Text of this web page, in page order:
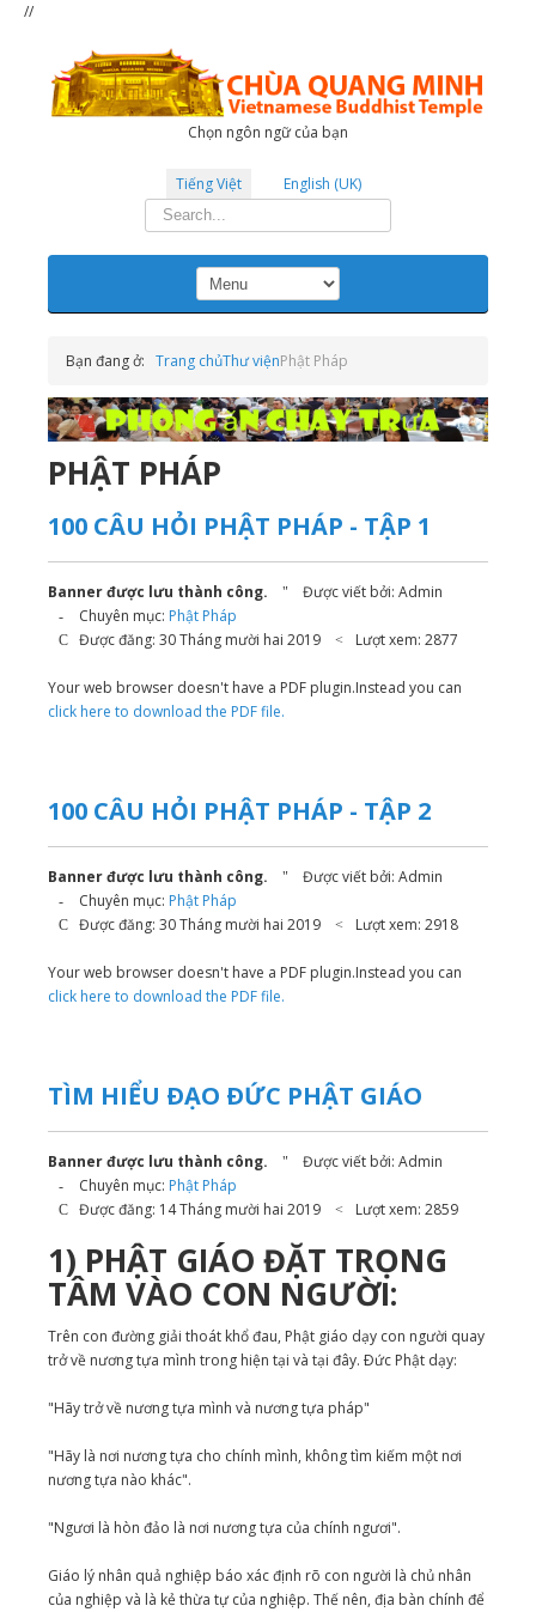
//
Chọn ngôn ngữ của bạn
Tiếng Việt English (UK)
Tìm
kiếm...
Bạn đang ở: Trang chủThư việnPhật Pháp
PHẬT PHÁP
100 CÂU HỎI PHẬT PHÁP - TẬP 1
Banner được lưu thành công. Được viết bởi: Admin
Chuyên mục: Phật Pháp
Được đăng: 30 Tháng mười hai 2019
Lượt xem: 2877
Your web browser doesn't have a PDF plugin.Instead you can
click here to download the PDF file.
100 CÂU HỎI PHẬT PHÁP - TẬP 2
Banner được lưu thành công. Được viết bởi: Admin
Chuyên mục: Phật Pháp
Được đăng: 30 Tháng mười hai 2019
Lượt xem: 2918
Your web browser doesn't have a PDF plugin.Instead you can
click here to download the PDF file.
TÌM HIỂU ÐẠO ÐỨC PHẬT GIÁO
Banner được lưu thành công. Được viết bởi: Admin
Chuyên mục: Phật Pháp
Được đăng: 14 Tháng mười hai 2019
Lượt xem: 2859
1) PHẬT GIÁO ĐẶT TRỌNG
TÂM VÀO CON NGƯỜI:
Trên con đường giải thoát khổ đau, Phật giáo dạy con người quay
trở về nương tựa mình trong hiện tại và tại đây. Ðức Phật dạy:
"Hãy trở về nương tựa mình và nương tựa pháp"
"Hãy là nơi nương tựa cho chính mình, không tìm kiếm một nơi
nương tựa nào khác".
"Ngươi là hòn đảo là nơi nương tựa của chính ngươi".
Giáo lý nhân quả nghiệp báo xác định rõ con người là chủ nhân
của nghiệp và là kẻ thừa tự của nghiệp. Thế nên, địa bàn chính để